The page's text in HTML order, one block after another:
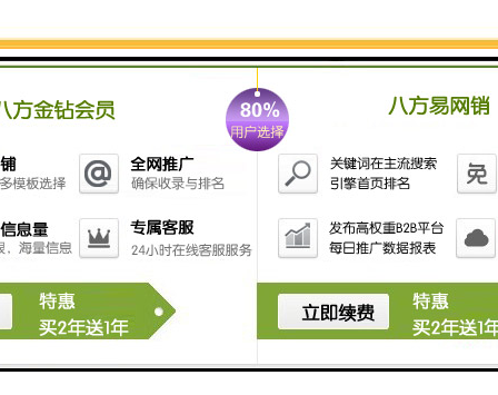
持和释放功能。
4. 耐用性好：挖机夹木器通常具有较高的耐用性，能够
在恶劣的工作环境下长时间使用，不易损坏或失效。
5. 安全可靠：挖机夹木器通常具有安全保护装置，能够
确保在夹持过程中发生意外，保障操作人员的安全。
6. 适用性广：挖机夹木器适用于挖机型号和，能够与挖
机配合使用，提高挖机的多功能性和作业范围。
总的来说，挖机夹木器具有夹持能力强、夹持范围广、
操作简便、耐用性好、安全可靠和适用性广等特点，适